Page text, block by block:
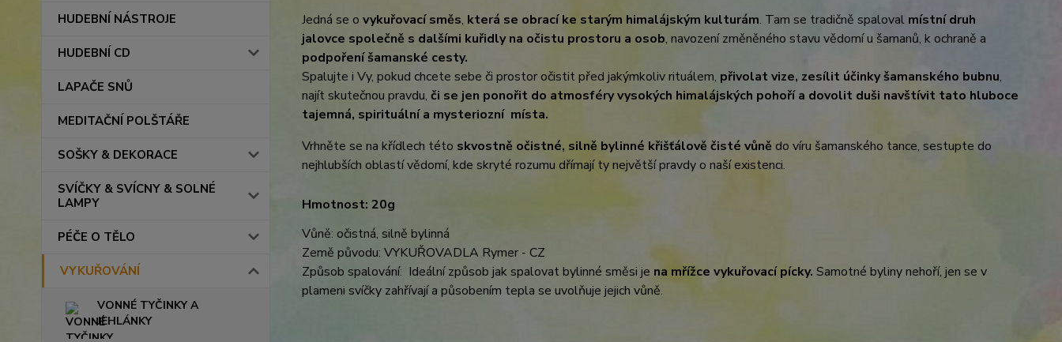
HUDEBNÍ NÁSTROJE
HUDEBNÍ CD
LAPAČE SNŮ
MEDITAČNÍ POLŠTÁŘE
SOŠKY & DEKORACE
SVÍČKY & SVÍCNY & SOLNÉ
LAMPY
PÉČE O TĚLO
VYKUŘOVÁNÍ
VONNÉ TYČINKY A
JEHLÁNKY
Jedná se o vykuřovací směs, která se obrací ke starým himalájským kulturám. Tam se tradičně spaloval místní druh
jalovce společně s dalšími kuřidly na očistu prostoru a osob, navození změněného stavu vědomí u šamanů, k ochraně a
podpoření šamanské cesty.
Spalujte i Vy, pokud chcete sebe či prostor očistit před jakýmkoliv rituálem, přivolat vize, zesílit účinky šamanského bubnu,
najít skutečnou pravdu, či se jen ponořit do atmosféry vysokých himalájských pohoří a dovolit duši navštívit tato hluboce
tajemná, spirituální a mysteriozní místa.
Vrhněte se na křídlech této skvostně očistné, silně bylinné křišťálově čisté vůně do víru šamanského tance, sestupte do
nejhlubších oblastí vědomí, kde skryté rozumu dřímají ty největší pravdy o naší existenci.
Hmotnost: 20g
Vůně: očistná, silně bylinná
Země původu: VYKUŘOVADLA Rymer - CZ
Způsob spalování: Ideální způsob jak spalovat bylinné směsi je na mřížce vykuřovací pícky. Samotné byliny nehoří, jen se v
plameni svíčky zahřívají a působením tepla se uvolňuje jejich vůně.